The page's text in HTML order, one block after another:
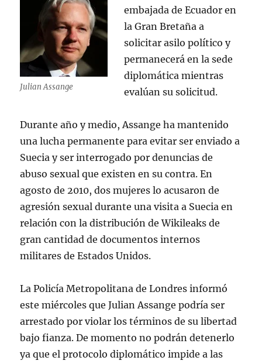
Julian Assange
embajada de Ecuador en
la Gran Bretaña a
solicitar asilo político y
permanecerá en la sede
diplomática mientras
evalúan su solicitud.
Durante año y medio, Assange ha mantenido
una lucha permanente para evitar ser enviado a
Suecia y ser interrogado por denuncias de
abuso sexual que existen en su contra. En
agosto de 2010, dos mujeres lo acusaron de
agresión sexual durante una visita a Suecia en
relación con la distribución de Wikileaks de
gran cantidad de documentos internos
militares de Estados Unidos.
La Policía Metropolitana de Londres informó
este miércoles que Julian Assange podría ser
arrestado por violar los términos de su libertad
bajo fianza. De momento no podrán detenerlo
ya que el protocolo diplomático impide a las